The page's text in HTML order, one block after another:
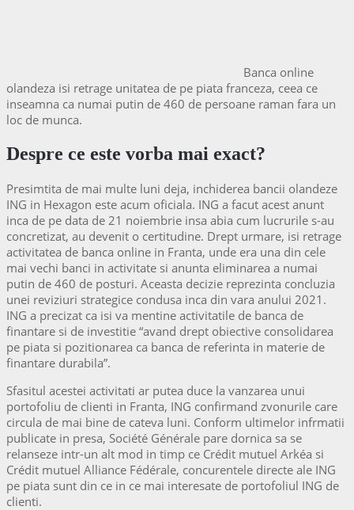
Banca online
olandeza isi retrage unitatea de pe piata franceza, ceea ce
inseamna ca numai putin de 460 de persoane raman fara un
loc de munca.
Despre ce este vorba mai exact?
Presimtita de mai multe luni deja, inchiderea bancii olandeze
ING in Hexagon este acum oficiala. ING a facut acest anunt
inca de pe data de 21 noiembrie insa abia cum lucrurile s-au
concretizat, au devenit o certitudine. Drept urmare, isi retrage
activitatea de banca online in Franta, unde era una din cele
mai vechi banci in activitate si anunta eliminarea a numai
putin de 460 de posturi. Aceasta decizie reprezinta concluzia
unei reviziuri strategice condusa inca din vara anului 2021.
ING a precizat ca isi va mentine activitatile de banca de
finantare si de investitie “avand drept obiective consolidarea
pe piata si pozitionarea ca banca de referinta in materie de
finantare durabila”.
Sfasitul acestei activitati ar putea duce la vanzarea unui
portofoliu de clienti in Franta, ING confirmand zvonurile care
circula de mai bine de cateva luni. Conform ultimelor infrmatii
publicate in presa, Société Générale pare dornica sa se
relanseze intr-un alt mod in timp ce Crédit mutuel Arkéa si
Crédit mutuel Alliance Fédérale, concurentele directe ale ING
pe piata sunt din ce in ce mai interesate de portofoliul ING de
clienti.